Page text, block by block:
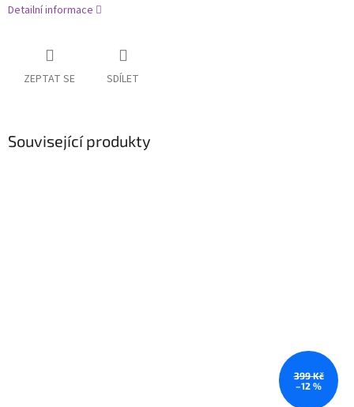
Detailní informace
ZEPTAT SE SDÍLET
Související produkty
399 Kč
–12 %